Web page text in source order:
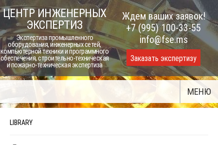
Skip
to
content
ЦЕНТР ИНЖЕНЕРНЫХ
ЭКСПЕРТИЗ
Экспертиза промышленного
оборудования, инженерных сетей,
компьютерной техники и программного
обеспечения, строительно-техническая
и пожарно-техническая экспертиза
Ждем ваших заявок!
+7 (995) 100-33-55
info@fse.ms
Заказать экспертизу
МЕНЮ
LIBRARY